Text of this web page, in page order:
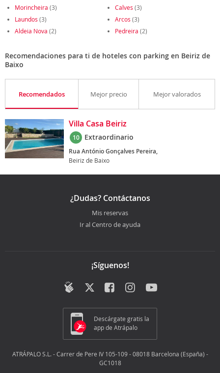
Morincheira (3) Calves (3)
Laundos (3) Arcos (3)
Aldeia Nova (2) Pedreira (2)
Recomendaciones para ti de hoteles con parking en Beiriz de
Baixo
Recomendados Mejor precio Mejor valorados
Villa Casa Beiriz
10 Extraordinario
Rua António Gonçalves Pereira,
Beiriz de Baixo
¿Dudas? Contáctanos
Mis reservas
Ir al Centro de ayuda
¡Síguenos!
Descárgate gratis la
app de Atrápalo
ATRÁPALO S.L. - Carrer de Pere IV 105-109 - 08018 Barcelona (España) -
GC1018